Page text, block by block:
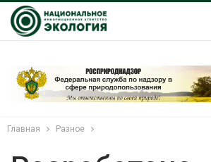
Главная Разное